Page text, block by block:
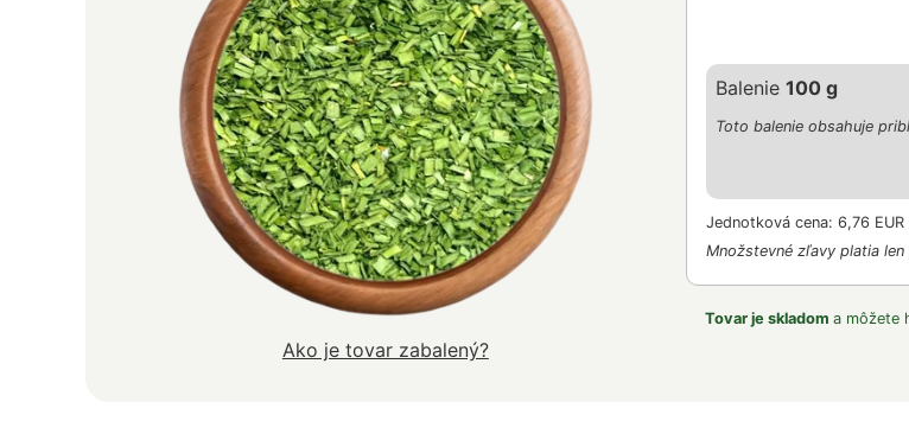
Ako je tovar zabalený?
Balenie 100 g
Toto balenie obsahuje
Jednotková cena: 6,76
Množstevné zľavy platia
Tovar je skladom a môžete